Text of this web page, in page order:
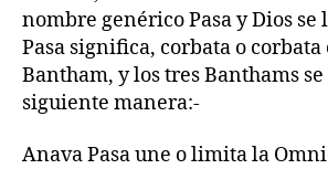
nombre genérico Pasa y Dios se
Pasa significa, corbata o corbata
Bantham, y los tres Banthams
siguiente manera:-
Anava Pasa une o limita la